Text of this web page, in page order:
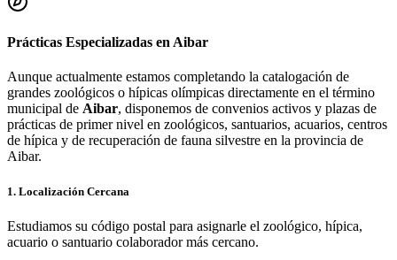
Prácticas Especializadas en Aibar
Aunque actualmente estamos completando la catalogación de
grandes zoológicos o hípicas olímpicas directamente en el término
municipal de Aibar, disponemos de convenios activos y plazas de
prácticas de primer nivel en zoológicos, santuarios, acuarios, centros
de hípica y de recuperación de fauna silvestre en la provincia de
Aibar.
1. Localización Cercana
Estudiamos su código postal para asignarle el zoológico, hípica,
acuario o santuario colaborador más cercano.